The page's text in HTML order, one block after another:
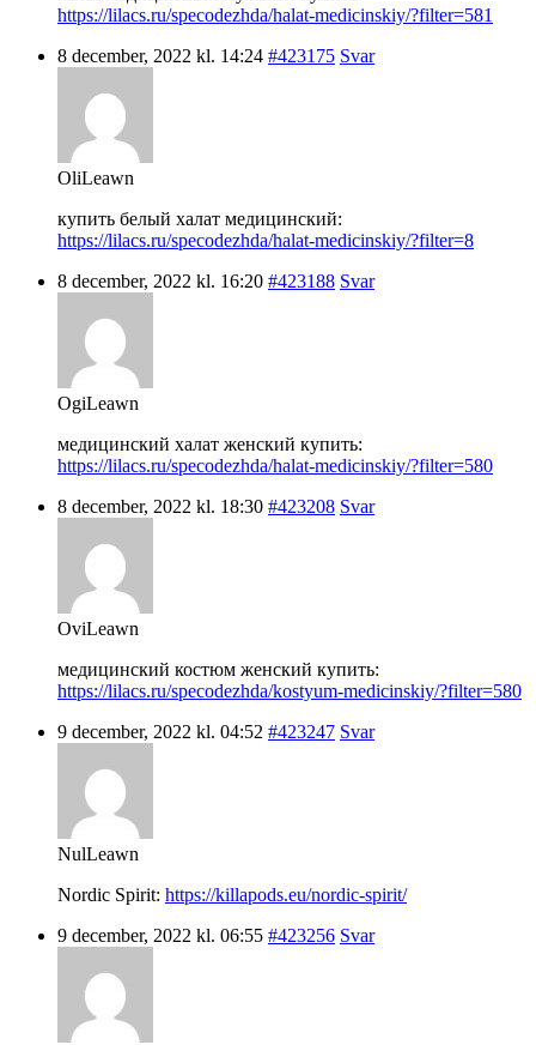
https://lilacs.ru/specodezhda/halat-medicinskiy/?filter=581
8 december, 2022 kl. 14:24 #423175 Svar
OliLeawn
купить белый халат медицинский:
https://lilacs.ru/specodezhda/halat-medicinskiy/?filter=8
8 december, 2022 kl. 16:20 #423188 Svar
OgiLeawn
медицинский халат женский купить:
https://lilacs.ru/specodezhda/halat-medicinskiy/?filter=580
8 december, 2022 kl. 18:30 #423208 Svar
OviLeawn
медицинский костюм женский купить:
https://lilacs.ru/specodezhda/kostyum-medicinskiy/?filter=580
9 december, 2022 kl. 04:52 #423247 Svar
NulLeawn
Nordic Spirit: https://killapods.eu/nordic-spirit/
9 december, 2022 kl. 06:55 #423256 Svar